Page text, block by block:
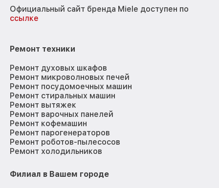
Официальный сайт бренда Miele доступен по
ссылке
Ремонт техники
Ремонт духовых шкафов
Ремонт микроволновых печей
Ремонт посудомоечных машин
Ремонт стиральных машин
Ремонт вытяжек
Ремонт варочных панелей
Ремонт кофемашин
Ремонт парогенераторов
Ремонт роботов-пылесосов
Ремонт холодильников
Филиал в Вашем городе